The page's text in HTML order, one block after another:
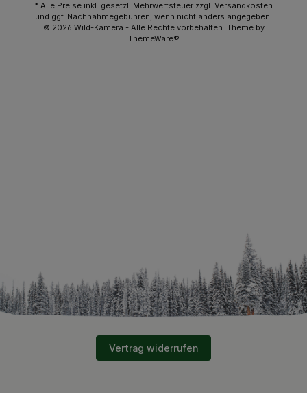
* Alle Preise inkl. gesetzl. Mehrwertsteuer zzgl. Versandkosten
und ggf. Nachnahmegebühren, wenn nicht anders angegeben.
© 2026 Wild-Kamera - Alle Rechte vorbehalten. Theme by
ThemeWare®
Vertrag widerrufen